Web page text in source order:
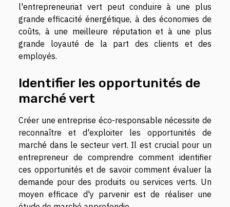
l'entrepreneuriat vert peut conduire à une plus
grande efficacité énergétique, à des économies de
coûts, à une meilleure réputation et à une plus
grande loyauté de la part des clients et des
employés.
Identifier les opportunités de
marché vert
Créer une entreprise éco-responsable nécessite de
reconnaître et d'exploiter les opportunités de
marché dans le secteur vert. Il est crucial pour un
entrepreneur de comprendre comment identifier
ces opportunités et de savoir comment évaluer la
demande pour des produits ou services verts. Un
moyen efficace d'y parvenir est de réaliser une